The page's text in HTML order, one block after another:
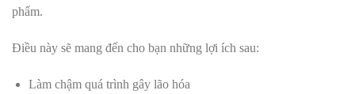
phẩm.
Điều này sẽ mang đến cho bạn những lợi ích sau:
Làm chậm quá trình gây lão hóa